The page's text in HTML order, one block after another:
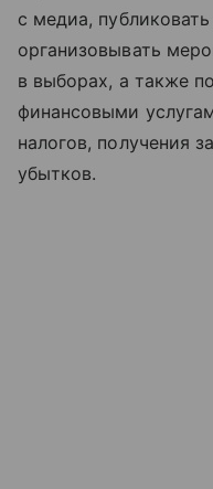
с медиа,
организовывать
в выборах, а также
финансовыми
налогов, получения
убытков.